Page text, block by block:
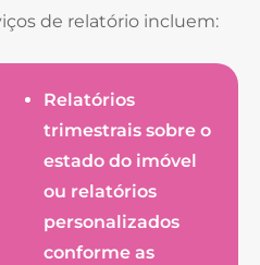
de relatório incluem:
Relatórios
trimestrais sobre o
estado do imóvel
ou relatórios
personalizados
conforme as